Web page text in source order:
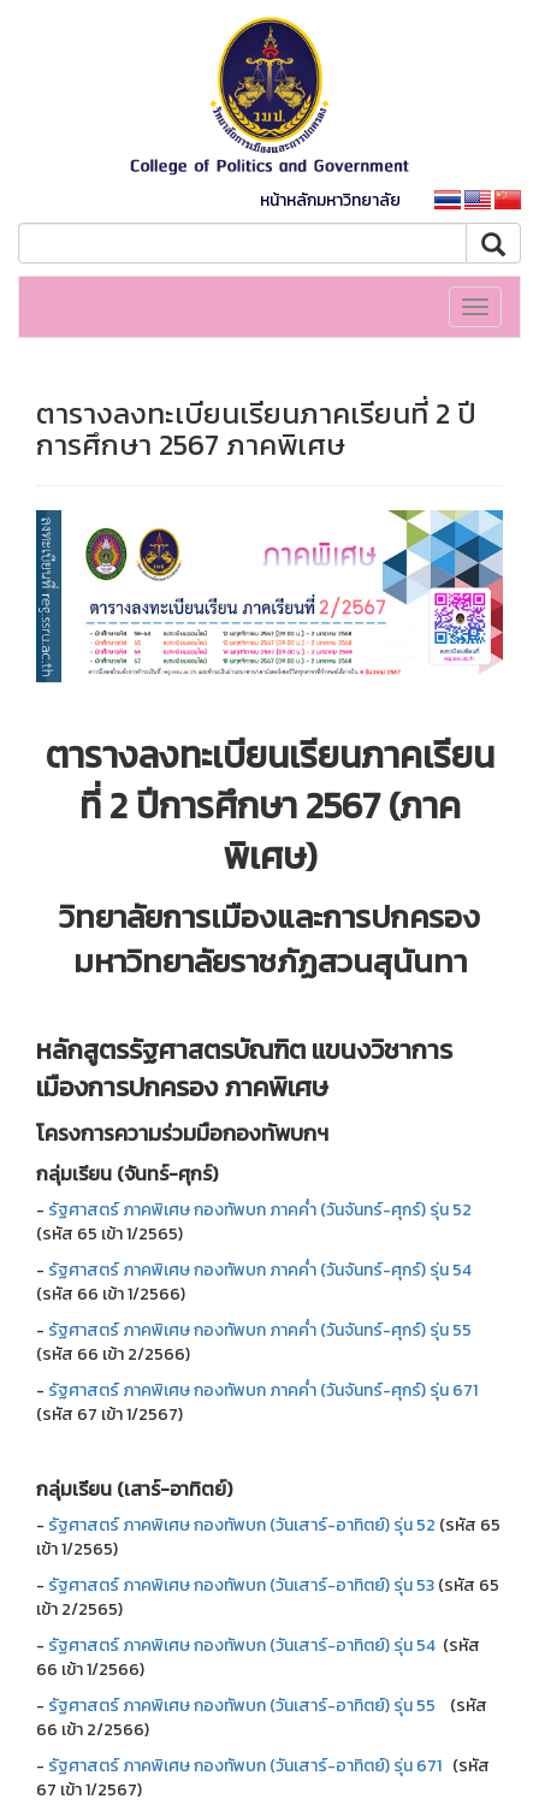
หน้าหลักมหาวิทยาลัย
Toggle
ตารางลงทะเบียนเรียนภาคเรียนที่ 2 ปี
การศึกษา 2567 ภาคพิเศษ
ตารางลงทะเบียนเรียนภาคเรียน
ที่ 2 ปีการศึกษา 2567 (ภาค
พิเศษ)
วิทยาลัยการเมืองและการปกครอง
มหาวิทยาลัยราชภัฏสวนสุนันทา
หลักสูตรรัฐศาสตรบัณฑิต แขนงวิชาการ
เมืองการปกครองภาคพิเศษ
โครงการความร่วมมือกองทัพบกฯ
กลุ่มเรียน (จันทร์-ศุกร์)
- รัฐศาสตร์ ภาคพิเศษ กองทัพบก ภาคค่ำ (วันจันทร์-ศุกร์) รุ่น 52
(รหัส 65 เข้า 1/2565)
- รัฐศาสตร์ ภาคพิเศษ กองทัพบก ภาคค่ำ (วันจันทร์-ศุกร์) รุ่น 54
(รหัส 66 เข้า 1/2566)
- รัฐศาสตร์ ภาคพิเศษ กองทัพบก ภาคค่ำ (วันจันทร์-ศุกร์) รุ่น 55
(รหัส 66 เข้า 2/2566)
- รัฐศาสตร์ ภาคพิเศษ กองทัพบก ภาคค่ำ (วันจันทร์-ศุกร์) รุ่น 671
(รหัส 67 เข้า 1/2567)
กลุ่มเรียน (เสาร์-อาทิตย์)
- รัฐศาสตร์ ภาคพิเศษ กองทัพบก (วันเสาร์-อาทิตย์) รุ่น 52 (รหัส 65
เข้า 1/2565)
- รัฐศาสตร์ ภาคพิเศษ กองทัพบก (วันเสาร์-อาทิตย์) รุ่น 53(รหัส 65
เข้า 2/2565)
- รัฐศาสตร์ ภาคพิเศษ กองทัพบก (วันเสาร์-อาทิตย์) รุ่น 54 (รหัส
66 เข้า 1/2566)
- รัฐศาสตร์ ภาคพิเศษ กองทัพบก (วันเสาร์-อาทิตย์) รุ่น 55 (รหัส
66 เข้า 2/2566)
- รัฐศาสตร์ ภาคพิเศษ กองทัพบก (วันเสาร์-อาทิตย์) รุ่น 671 (รหัส
67 เข้า 1/2567)